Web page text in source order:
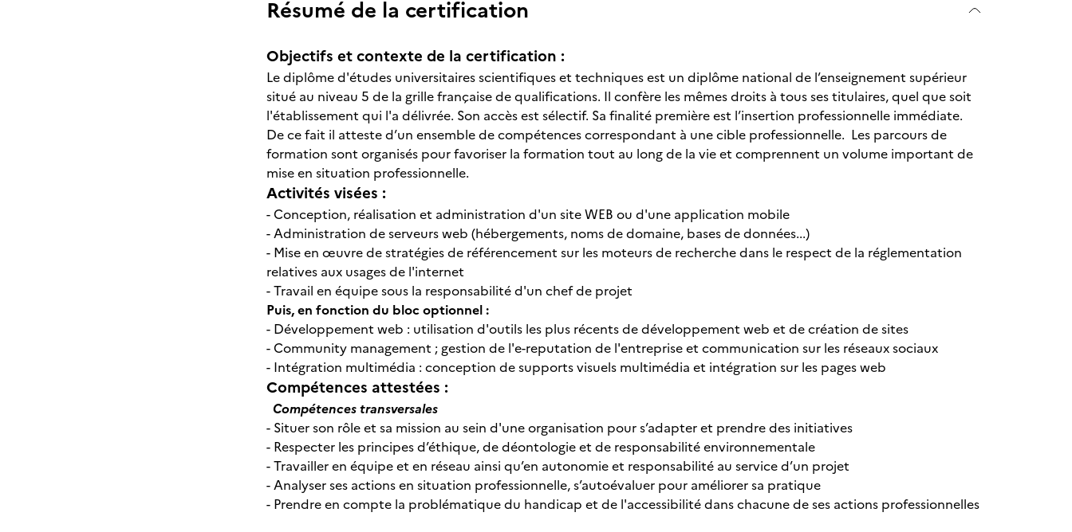
Résumé de la certification
Objectifs et contexte de la certification :
Le diplôme d'études universitaires scientifiques et techniques est un diplôme national de l’enseignement supérieur
situé au niveau 5 de la grille française de qualifications. Il confère les mêmes droits à tous ses titulaires, quel que soit
l'établissement qui l'a délivrée. Son accès est sélectif. Sa finalité première est l’insertion professionnelle immédiate.
De ce fait il atteste d’un ensemble de compétences correspondant à une cible professionnelle. Les parcours de
formation sont organisés pour favoriser la formation tout au long de la vie et comprennent un volume important de
mise en situation professionnelle.
Activités visées :
- Conception, réalisation et administration d'un site WEB ou d'une application mobile
- Administration de serveurs web (hébergements, noms de domaine, bases de données...)
- Mise en œuvre de stratégies de référencement sur les moteurs de recherche dans le respect de la réglementation
relatives aux usages de l'internet
- Travail en équipe sous la responsabilité d'un chef de projet
Puis, en fonction du bloc optionnel :
- Développement web : utilisation d'outils les plus récents de développement web et de création de sites
- Community management ; gestion de l'e-reputation de l'entreprise et communication sur les réseaux sociaux
- Intégration multimédia : conception de supports visuels multimédia et intégration sur les pages web
Compétences attestées :
Compétences transversales
- Situer son rôle et sa mission au sein d'une organisation pour s’adapter et prendre des initiatives
- Respecter les principes d’éthique, de déontologie et de responsabilité environnementale
- Travailler en équipe et en réseau ainsi qu’en autonomie et responsabilité au service d’un projet
- Analyser ses actions en situation professionnelle, s’autoévaluer pour améliorer sa pratique
- Prendre en compte la problématique du handicap et de l'accessibilité dans chacune de ses actions professionnelles